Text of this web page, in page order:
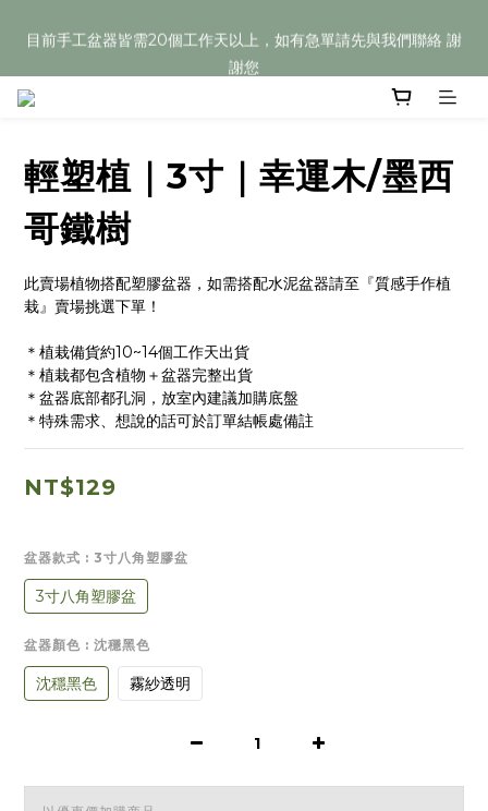
謝您
謝您
目前手工盆器皆需20個工作天以上，如有急單請先與我們聯絡 謝
謝您
輕塑植｜3寸｜幸運木/墨西
哥鐵樹
此賣場植物搭配塑膠盆器，如需搭配水泥盆器請至『質感手作植
栽』賣場挑選下單！
＊植栽備貨約10~14個工作天出貨
＊植栽都包含植物＋盆器完整出貨
＊盆器底部都孔洞，放室內建議加購底盤
＊特殊需求、想說的話可於訂單結帳處備註
NT$129
盆器款式 : 3寸八角塑膠盆
3寸八角塑膠盆
盆器顏色 : 沈穩黑色
沈穩黑色 霧紗透明